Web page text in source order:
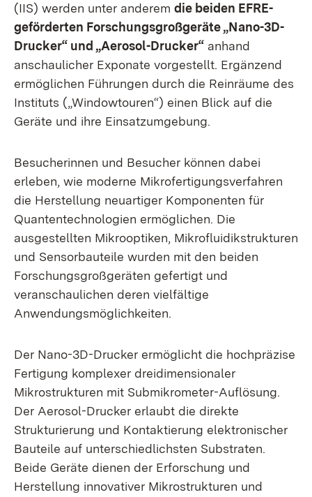
(IIS) werden unter anderem die beiden EFRE-
geförderten Forschungsgroßgeräte „Nano-3D-
Drucker“ und „Aerosol-Drucker“ anhand
anschaulicher Exponate vorgestellt. Ergänzend
ermöglichen Führungen durch die Reinräume des
Instituts („Windowtouren“) einen Blick auf die
Geräte und ihre Einsatzumgebung.
Besucherinnen und Besucher können dabei
erleben, wie moderne Mikrofertigungsverfahren
die Herstellung neuartiger Komponenten für
Quantentechnologien ermöglichen. Die
ausgestellten Mikrooptiken, Mikrofluidikstrukturen
und Sensorbauteile wurden mit den beiden
Forschungsgroßgeräten gefertigt und
veranschaulichen deren vielfältige
Anwendungsmöglichkeiten.
Der Nano-3D-Drucker ermöglicht die hochpräzise
Fertigung komplexer dreidimensionaler
Mikrostrukturen mit Submikrometer-Auflösung.
Der Aerosol-Drucker erlaubt die direkte
Strukturierung und Kontaktierung elektronischer
Bauteile auf unterschiedlichsten Substraten.
Beide Geräte dienen der Erforschung und
Herstellung innovativer Mikrostrukturen und